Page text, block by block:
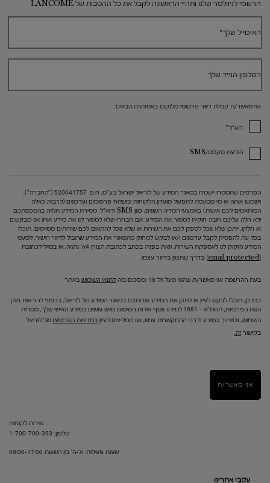
הרשמי לניוזלטר שלנו ותהיי הראשונה לקבל את כל ההטבות של LANCÔME
האימייל שלך*
הטלפון הנייד שלך
אני מאשר/ת קבלת דיוור פרסומי מלנקום באמצעים הבאים:
דוא"ל*
הודעת טקסט/SMS
הפרטים שתמסרו יישמרו במאגר המידע של לוריאל ישראל בע"מ, ח.פ. 520041757 ("החברה"),
וישמשו אותה או מי מטעמה לתפעול מועדון הלקוחות ומשלוח פרסומים ועדכונים (לרבות כאלה
המותאמים לכם אישית) באמצעי המדיה השונים, כגון SMS ודוא"ל. מסירת המידע תלויה בהסכמתכם
ולא חלה עליכם חובה חוקית למסור את המידע. אם תבחרו שלא למסור לנו את מידע אותו אנו מבקשים
או חלקו, ייתכן שלא נוכל לספק לכם את השירות או שלא נוכל להתאים לכם שירותים מסוימים. תוכלו
בכל עת להפסיק לקבל עדכונים ו/או לבקש למחוק מהמאגר את המידע שהוביל לדיוור הישיר, למעט
המידע הזקוק לנו לאספקת השירות, וזאת בפניה בכתב לכתובת הצורן 4א' נתניה, או במייל לכתובת
[email protected]
בדרך שתצוין בדיוור עצמו.
בעת ההרשמה אני מאשר/ת שהנני מעל גיל 18 ומסכים/מה לתנאי השימוש באתר
כמו כן, תוכלו לבקש לעיין או לתקן את המידע אודותכם במאגר המידע של לוריאל, בכפוף להוראות חוק
הגנת הפרטיות, תשמ"א – 1981.למידע נוסף אודות השימוש שאנו עושים במידע האישי שלך, מטרות
השימוש, זכויותיך במידע ודרכי ההתקשרות עמנו, אנו ממליצים לעיין במדיניות הפרטיות של לוריאל
בקישור זה.
אני מאשר/ת
שירות לקוחות
טלפון: 1-700-700-393
שעות פעילות: א'-ה' בין השעות 09:00-17:00
עקבי אחרינו